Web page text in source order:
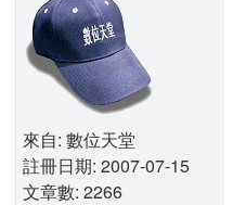
來自: 數位天堂
註冊日期: 2007-07-15
文章數: 2266